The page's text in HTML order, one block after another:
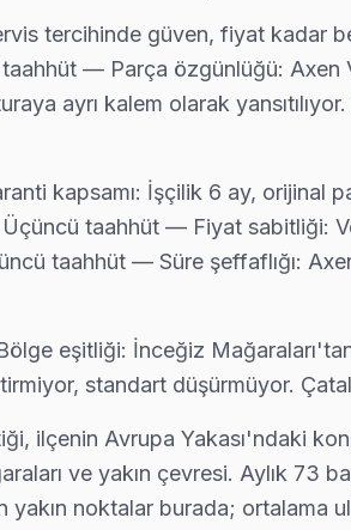
Axen kullanıcılarına not: yağlı
→
teknisyeniniz ortalama 90 dakikada
→
Axen TV servisi için kapıya kadar
İhsaniye mahallesinde sık
tercihinde güven, fiyat kadar
taahhüt — Parça özgünlüğü:
ayrı kalem olarak
kapsamı: İşçilik 6 ay, orijinal
taahhüt — Fiyat sabitliği:
taahhüt — Süre şeffaflığı:
eşitliği: İnceğiz
standart düşürmüyor.
ilçenin Avrupa Yakası'ndaki
ve yakın çevresi. Aylık 73
yakın noktalar burada; ortalama